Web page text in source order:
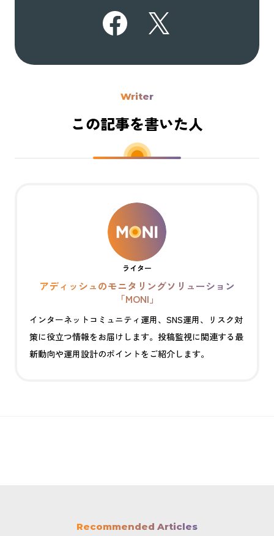
Writer
この記事を書いた人
ライター
アディッシュのモニタリングソリューション
「MONI」
インターネットコミュニティ運用、SNS運用、リスク対
策に役立つ情報をお届けします。投稿監視に関連する最
新動向や運用設計のポイントをご紹介します。
Recommended Articles